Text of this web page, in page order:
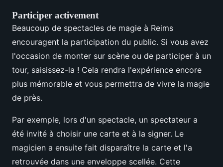
Participer activement
Beaucoup de spectacles de magie à Reims
encouragent la participation du public. Si vous avez
l'occasion de monter sur scène ou de participer à un
tour, saisissez-la ! Cela rendra l'expérience encore
plus mémorable et vous permettra de vivre la magie
de près.
Par exemple, lors d'un spectacle, un spectateur a
été invité à choisir une carte et à la signer. Le
magicien a ensuite fait disparaître la carte et l'a
retrouvée dans une enveloppe scellée. Cette